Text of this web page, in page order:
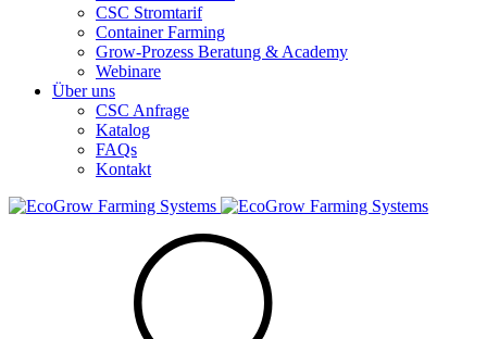
CSC Stromtarif
Container Farming
Grow-Prozess Beratung & Academy
Webinare
Über uns
CSC Anfrage
Katalog
FAQs
Kontakt